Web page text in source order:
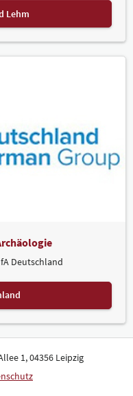
Lehm
Deutschland
1, 04356 Leipzig